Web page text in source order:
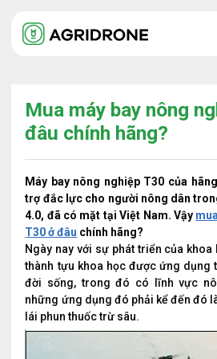
Mua máy bay nông
đâu chính hãng?
Máy bay nông nghiệp T30 của
trợ đắc lực cho người nông dân
4.0, đã có mặt tại Việt Nam. Vậy
T30 ở đâu chính hãng?
Ngày nay với sự phát triển của
thành tựu khoa học được ứng dụng
đời sống, trong đó có lĩnh vực
những ứng dụng đó phải kể đến đó
lái phun thuốc trừ sâu.